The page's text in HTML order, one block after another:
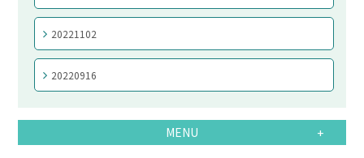
20221102
20220916
MENU